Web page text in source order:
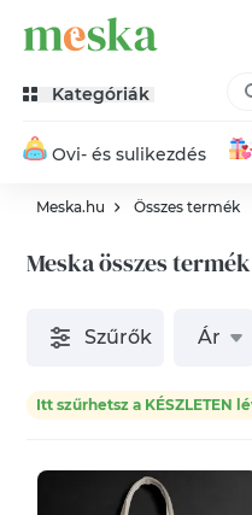
Kategóriák
Ovi- és sulikezdés
Meska.hu Összes termék
Meska összes termék
Szűrők Ár
Itt szűrhetsz a KÉSZLETEN